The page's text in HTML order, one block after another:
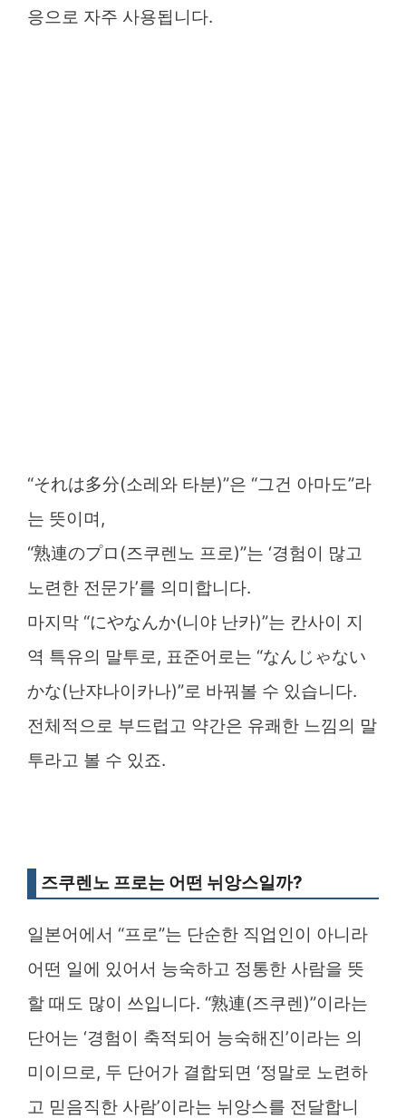
응으로 자주 사용됩니다.
“それは多分(소레와 타분)”은 “그건 아마도”라
는 뜻이며,
“熟連のプロ(즈쿠렌노 프로)”는 ‘경험이 많고
노련한 전문가’를 의미합니다.
마지막 “にやなんか(니야 난카)”는 칸사이 지
역 특유의 말투로, 표준어로는 “なんじゃない
かな(난쟈나이카나)”로 바꿔볼 수 있습니다.
전체적으로 부드럽고 약간은 유쾌한 느낌의 말
투라고 볼 수 있죠.
즈쿠렌노 프로는 어떤 뉘앙스일까?
일본어에서 “프로”는 단순한 직업인이 아니라
어떤 일에 있어서 능숙하고 정통한 사람을 뜻
할 때도 많이 쓰입니다. “熟連(즈쿠렌)”이라는
단어는 ‘경험이 축적되어 능숙해진’이라는 의
미이므로, 두 단어가 결합되면 ‘정말로 노련하
고 믿음직한 사람’이라는 뉘앙스를 전달합니